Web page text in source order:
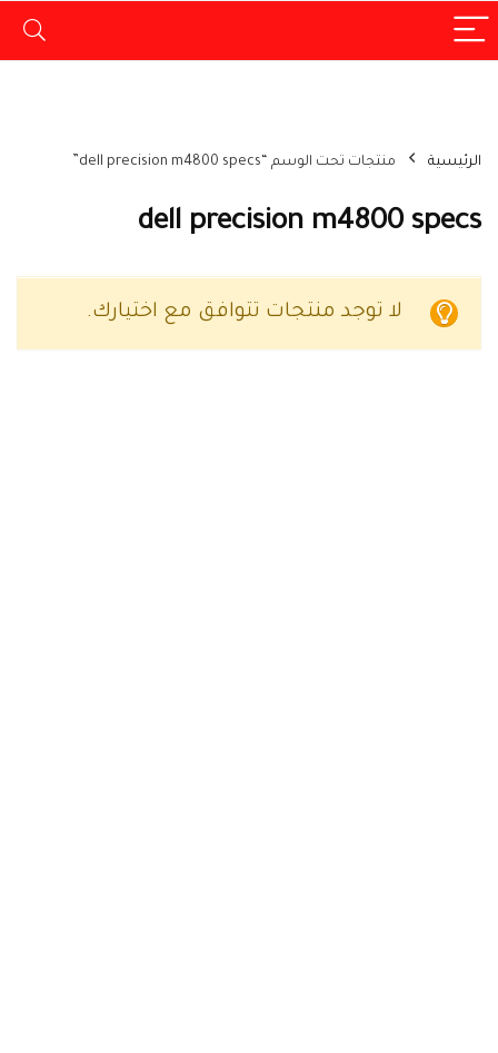
الرئيسية منتجات تحت الوسم “dell precision m4800 specs”
dell precision m4800 specs
لا توجد منتجات تتوافق مع اختيارك.